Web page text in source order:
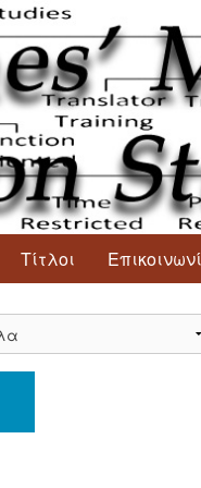
Τίτλοι